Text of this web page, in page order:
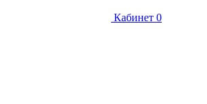
Кабинет 0